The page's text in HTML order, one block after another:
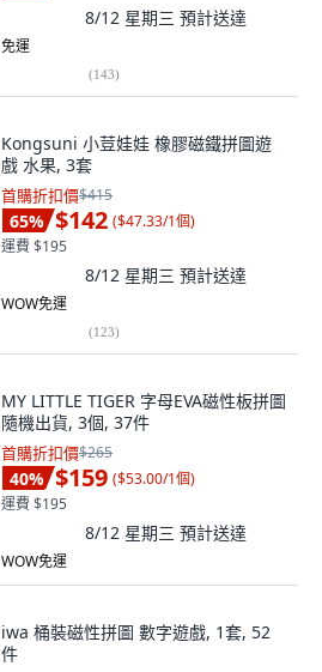
8/12 星期三 預計送達
免運
(143)
Kongsuni 小荳娃娃 橡膠磁鐵拼圖遊
戲 水果, 3套
首購折扣價$415
65% $142 ($47.33/1個)
運費 $195
8/12 星期三 預計送達
WOW免運
(123)
MY LITTLE TIGER 字母EVA磁性板拼圖
隨機出貨, 3個, 37件
首購折扣價$265
40% $159 ($53.00/1個)
運費 $195
8/12 星期三 預計送達
WOW免運
iwa 桶裝磁性拼圖 數字遊戲, 1套, 52
件